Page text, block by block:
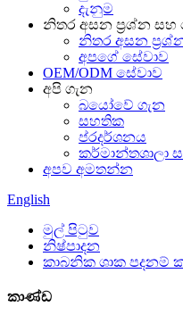
දැනුම
නිතර අසන ප්‍රශ්න සහ
නිතර අසන
අපගේ සේවාව
OEM/ODM සේවාව
අපි ගැන
බයෝවේ ගැන
සහතික
ප්රදර්ශනය
කර්මාන්තශාලා
අපව අමතන්න
English
මුල් පිටුව
නිෂ්පාදන
කාබනික ශාක පදනම්
කාණ්ඩ